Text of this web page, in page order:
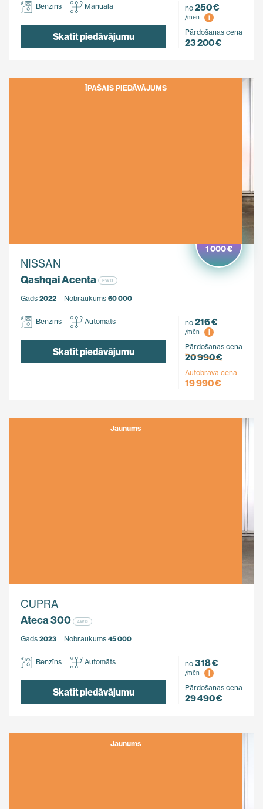
Benzīns Manuāla
Skatīt piedāvājumu
no 250 €
/mēn
i
Pārdošanas cena
23 200 €
ĪPAŠAIS PIEDĀVĀJUMS
NISSAN
Qashqai Acenta
FWD
Gads 2022 Nobraukums 60 000
1 000 €
Benzīns Automāts
Skatīt piedāvājumu
no 216 €
/mēn
i
Pārdošanas cena
20 990 €
Autobrava cena
19 990 €
Jaunums
CUPRA
Ateca 300
4WD
Gads 2023 Nobraukums 45 000
Benzīns Automāts
Skatīt piedāvājumu
no 318 €
/mēn
i
Pārdošanas cena
29 490 €
Jaunums